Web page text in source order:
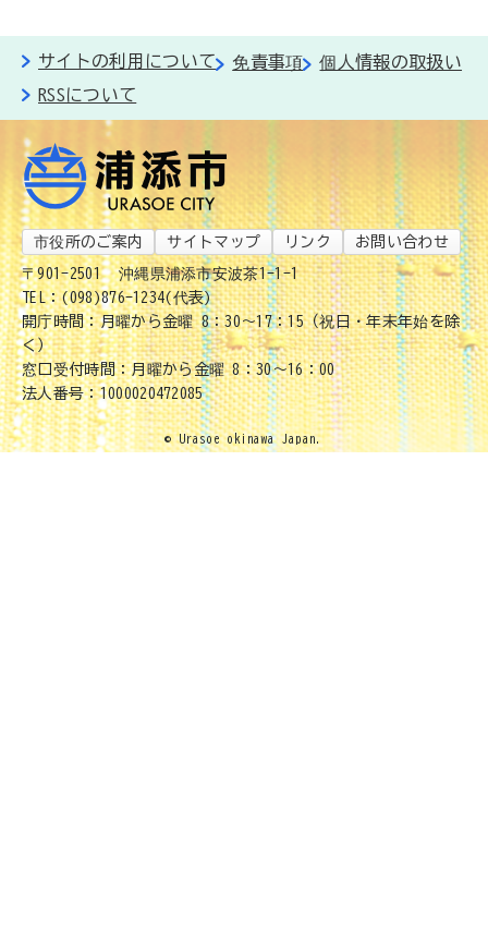
サイトの利用について 免責事項
個人情報の取扱い
RSSについて
市役所のご案内 サイトマップ リンク お問い合わせ
〒901-2501
沖縄県浦添市安波茶1-1-1
TEL：(098)876-1234(代表)
開庁時間：月曜から金曜 8：30～17：15（祝日・年末年始を除
く）
窓口受付時間：月曜から金曜 8：30～16：00
法人番号：1000020472085
© Urasoe okinawa Japan.